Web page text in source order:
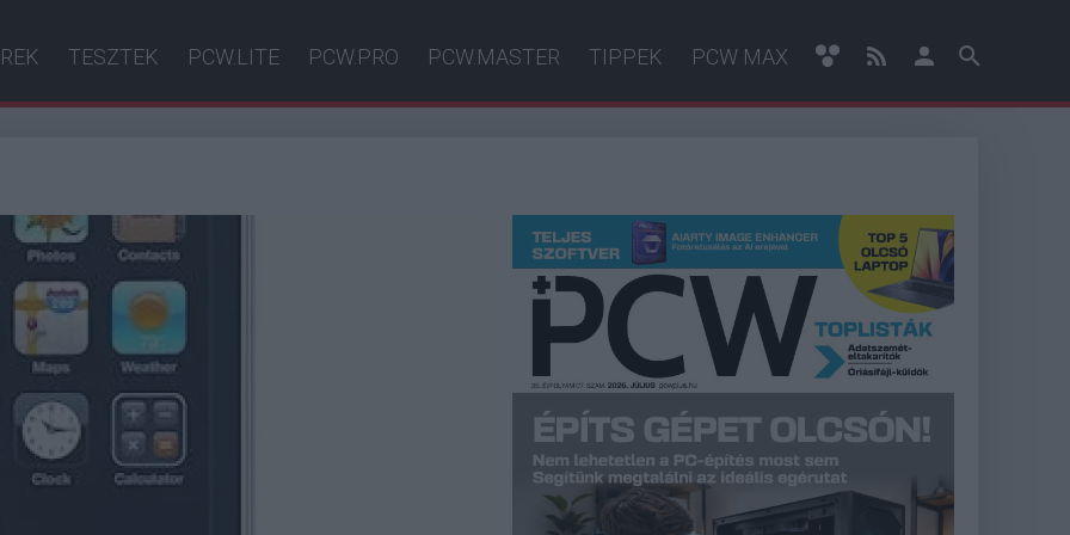
TESZTEK PCW.LITE PCW.PRO PCW.MASTER TIPPEK PCW MAX